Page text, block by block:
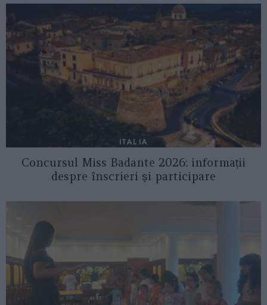
ITALIA
Concursul Miss Badante 2026: informații
despre înscrieri și participare